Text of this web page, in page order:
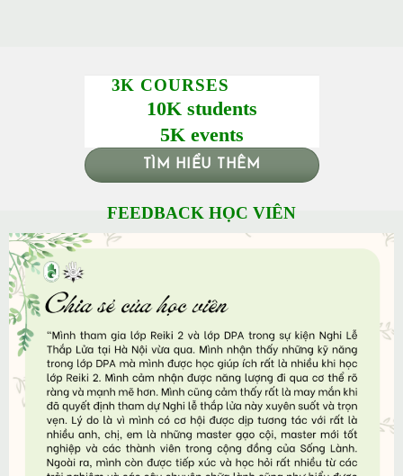
3K COURSES
10K students
5K events
TÌM HIỂU THÊM
FEEDBACK HỌC VIÊN